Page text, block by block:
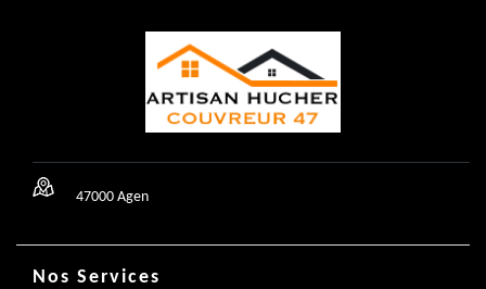
47000 Agen
Nos Services